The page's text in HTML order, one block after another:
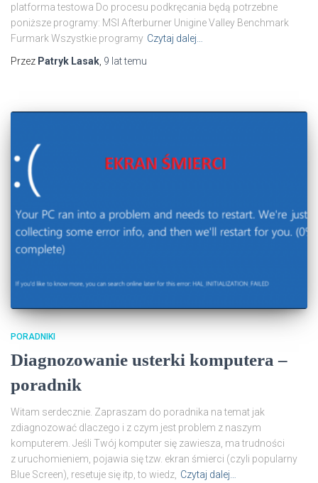
platforma testowa Do procesu podkręcania będą potrzebne
poniższe programy: MSI Afterburner Unigine Valley Benchmark
Furmark Wszystkie programy Czytaj dalej…
Przez Patryk Lasak 9 lattemu
PORADNIKI
Diagnozowanie usterki komputera –
poradnik
Witam serdecznie. Zapraszam do poradnika na temat jak
zdiagnozować dlaczego i z czym jest problem z naszym
komputerem. Jeśli Twój komputer się zawiesza, ma trudności
z uruchomieniem, pojawia się tzw. ekran śmierci (czyli popularny
Blue Screen), resetuje się itp, to wiedz, Czytaj dalej…